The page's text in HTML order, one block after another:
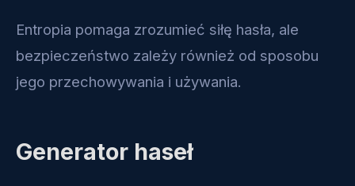
Entropia pomaga zrozumieć siłę hasła, ale
bezpieczeństwo zależy również od sposobu
jego przechowywania i używania.
Generator haseł